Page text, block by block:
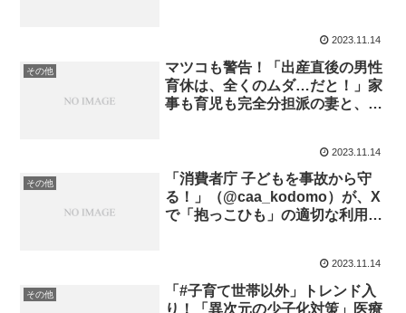
2023.11.14
その他
マツコも警告！「出産直後の男性
育休は、全くのムダ…だと！」家
事も育児も完全分担派の妻と、協
2023.11.14
その他
「消費者庁 子どもを事故から守
る！」（@caa_kodomo）が、X
で「抱っこひも」の適切な利用を
頭部を骨折するなどの事故が発生
しているといいます。
2023.11.14
その他
「#子育て世帯以外」トレンド入
り！「異次元の少子化対策」医療